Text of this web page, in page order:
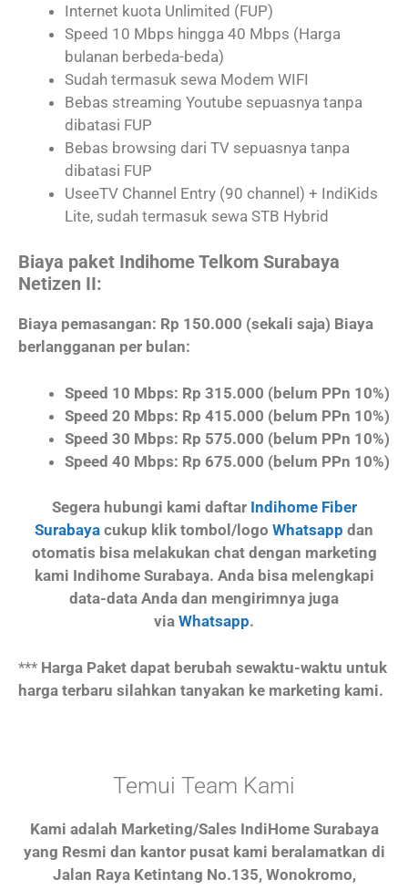
Internet kuota Unlimited (FUP)
Speed 10 Mbps hingga 40 Mbps (Harga
bulanan berbeda-beda)
Sudah termasuk sewa Modem WIFI
Bebas streaming Youtube sepuasnya tanpa
dibatasi FUP
Bebas browsing dari TV sepuasnya tanpa
dibatasi FUP
UseeTV Channel Entry (90 channel) + IndiKids
Lite, sudah termasuk sewa STB Hybrid
Biaya paket Indihome Telkom Surabaya
Netizen II:
Biaya pemasangan: Rp 150.000 (sekali saja) Biaya
berlangganan per bulan:
Speed 10 Mbps: Rp 315.000 (belum PPn 10%)
Speed 20 Mbps: Rp 415.000 (belum PPn 10%)
Speed 30 Mbps: Rp 575.000 (belum PPn 10%)
Speed 40 Mbps: Rp 675.000 (belum PPn 10%)
Segera hubungi kami daftar Indihome Fiber
Surabaya cukup klik tombol/logo Whatsapp dan
otomatis bisa melakukan chat dengan marketing
kami Indihome Surabaya. Anda bisa melengkapi
data-data Anda dan mengirimnya juga
via Whatsapp.
*** Harga Paket dapat berubah sewaktu-waktu untuk
harga terbaru silahkan tanyakan ke marketing kami.
Temui Team Kami
Kami adalah Marketing/Sales IndiHome Surabaya
yang Resmi dan kantor pusat kami beralamatkan di
Jalan Raya Ketintang No.135, Wonokromo,